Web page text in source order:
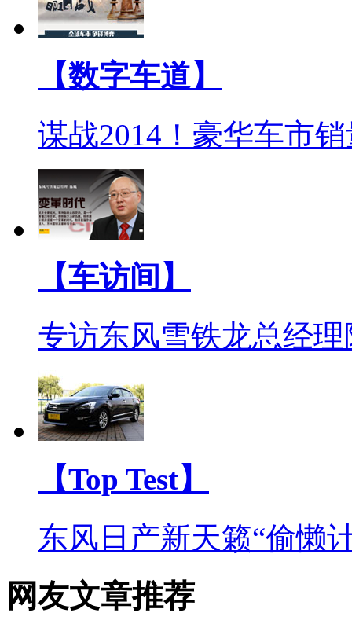
【数字车道】
谋战2014！豪华车市
【车访间】
专访东风雪铁龙总经
【Top Test】
东风日产新天籁“偷懒
网友文章推荐